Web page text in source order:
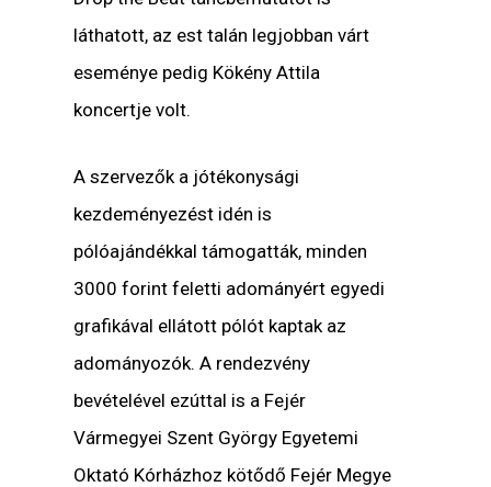
láthatott, az est talán legjobban várt
eseménye pedig Kökény Attila
koncertje volt.
A szervezők a jótékonysági
kezdeményezést idén is
pólóajándékkal támogatták, minden
3000 forint feletti adományért egyedi
grafikával ellátott pólót kaptak az
adományozók. A rendezvény
bevételével ezúttal is a Fejér
Vármegyei Szent György Egyetemi
Oktató Kórházhoz kötődő Fejér Megye